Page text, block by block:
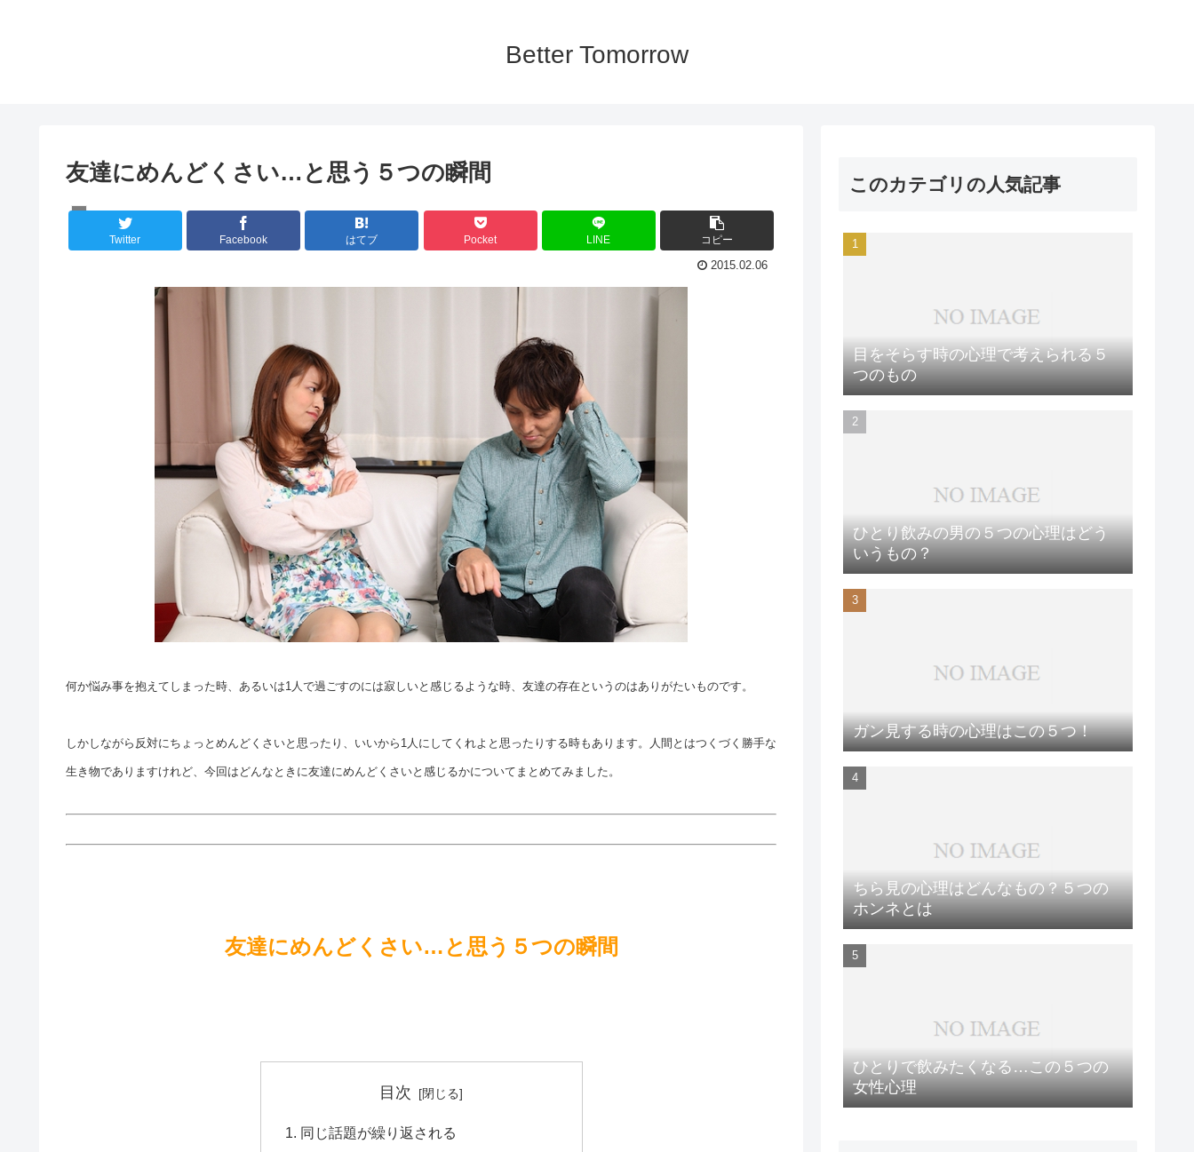
Better Tomorrow
友達にめんどくさい…と思う５つの瞬間
人間の心理
Twitter Facebook はてブ Pocket LINE コピー
2015.02.06
何か悩み事を抱えてしまった時、あるいは1人で過ごすのには寂しいと感じるような時、友達の存在というのはありがたいものです。
しかしながら反対にちょっとめんどくさいと思ったり、いいから1人にしてくれよと思ったりする時もあります。人間とはつくづく勝手な
生き物でありますけれど、今回はどんなときに友達にめんどくさいと感じるかについてまとめてみました。
友達にめんどくさい…と思う５つの瞬間
目次
同じ話題が繰り返される
このカテゴリの人気記事
目をそらす時の心理で考えられる５
つのもの
ひとり飲みの男の５つの心理はどう
いうもの？
ガン見する時の心理はこの５つ！
ちら見の心理はどんなもの？５つの
ホンネとは
ひとりで飲みたくなる…この５つの
女性心理